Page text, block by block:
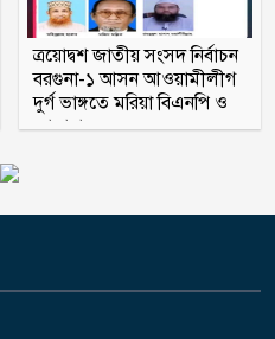
ধর্ষণের মামলায় কনটেন্ট
রিপন মিয়া গ্রেপ্তার
ত্রয়োদ্বশ জাতীয় সংসদ নির্বাচন
বরগুনা-১ আসন আওয়ামীলীগ
দুর্গ ভাঙ্গতে মরিয়া বিএনপি ও
জামায়াত